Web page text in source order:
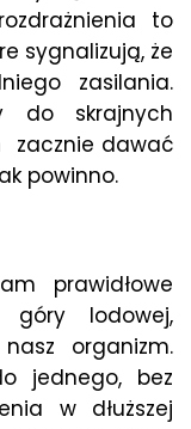
to
sygnalizują, że
zasilania.
do skrajnych
zacznie dawać
powinno.
prawidłowe
góry lodowej,
organizm.
jednego, bez
w dłuższej